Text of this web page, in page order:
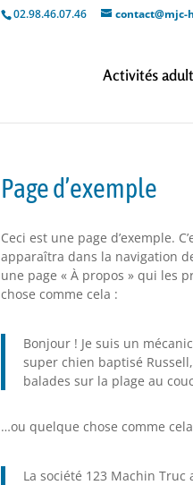
02.98.46.07.46
Activités
Page d’exemple
Ceci est une page d’exemple.
apparaîtra dans la navigation
une page « À propos » qui les
chose comme cela :
Bonjour ! Je suis un
super chien baptisé
balades sur la plage au
…ou quelque chose comme
La société 123 Machin